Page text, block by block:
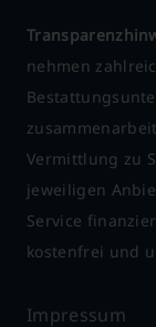
nehmen
Vermittlung zu
jeweiligen
Service
kostenfrei und
Impressum